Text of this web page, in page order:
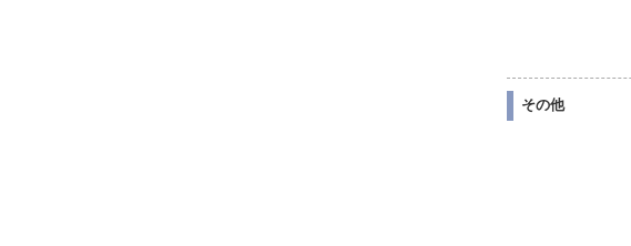
その他